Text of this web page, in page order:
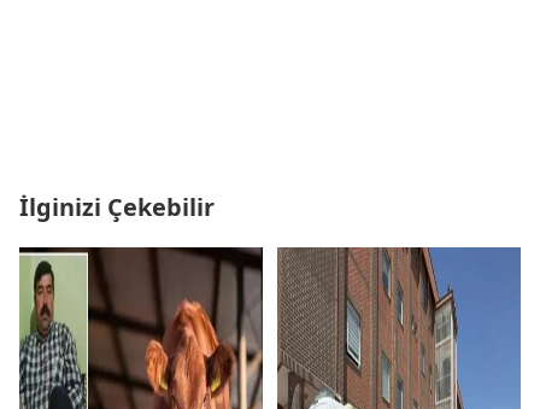
İlginizi Çekebilir